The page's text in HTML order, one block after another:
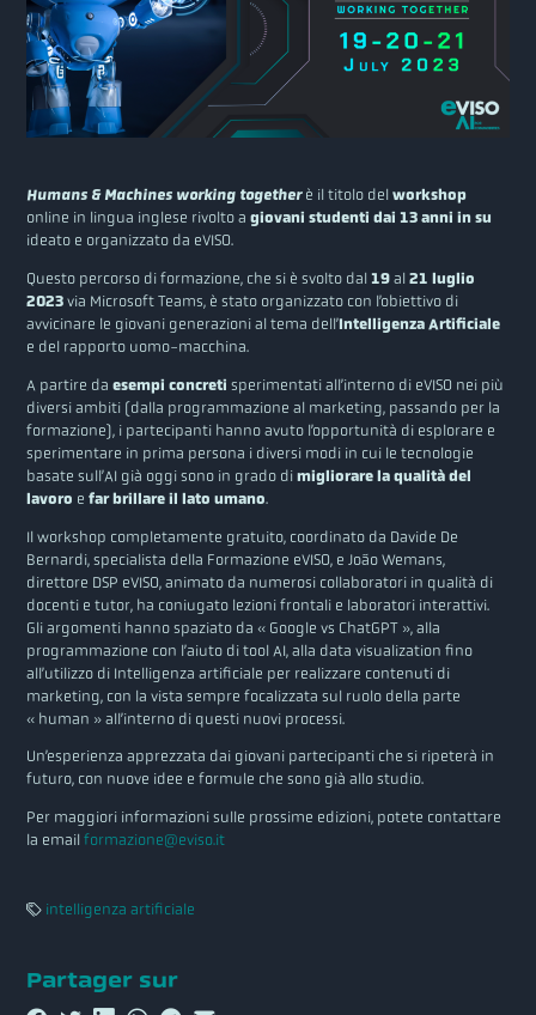
Humans & Machines working together è il titolo delworkshop
online in lingua inglese rivolto agiovani studenti dai 13 anni in su
ideato e organizzato da eVISO.
Questo percorso di formazione, che si è svolto dal19al21 luglio
2023via Microsoft Teams, è stato organizzato con l’obiettivo di
avvicinare le giovani generazioni al tema dell’Intelligenza Artificiale
e del rapporto uomo-macchina.
A partire daesempi concreti sperimentati all’interno di eVISO nei più
diversi ambiti (dalla programmazione al marketing, passando per la
formazione), i partecipanti hanno avuto l’opportunità di esplorare e
sperimentare in prima persona i diversi modi in cui le tecnologie
basate sull’AI già oggi sono in grado dimigliorare la qualità del
lavoro efar brillare il lato umano.
Il workshop completamente gratuito, coordinato da Davide De
Bernardi, specialista della Formazione eVISO, e João Wemans,
direttore DSP eVISO, animato da numerosi collaboratori in qualità di
docenti e tutor, ha coniugato lezioni frontali e laboratori interattivi.
Gli argomenti hanno spaziato da « Google vs ChatGPT », alla
programmazione con l’aiuto di tool AI, alla data visualization fino
all’utilizzo di Intelligenza artificiale per realizzare contenuti di
marketing, con la vista sempre focalizzata sul ruolo della parte
« human » all’interno di questi nuovi processi.
Un’esperienza apprezzata dai giovani partecipanti che si ripeterà in
futuro, con nuove idee e formule che sono già allo studio.
Per maggiori informazioni sulle prossime edizioni, potete contattare
la emailformazione@eviso.it
intelligenza artificiale
Partager sur